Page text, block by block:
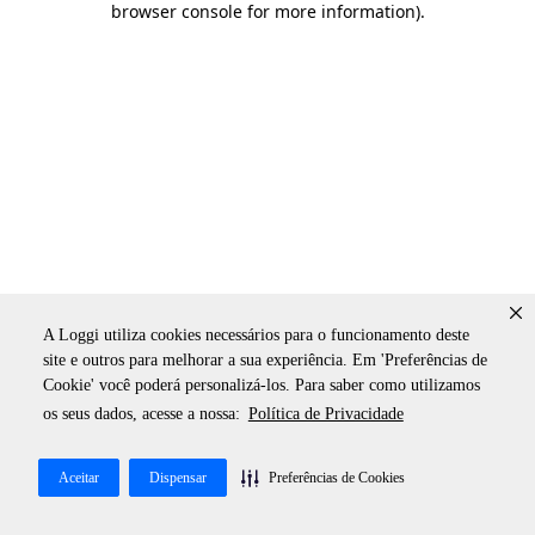
A Loggi utiliza cookies necessários para o funcionamento deste
site e outros para melhorar a sua experiência. Em 'Preferências de
Cookie' você poderá personalizá-los. Para saber como utilizamos
os seus dados, acesse a nossa: Política de Privacidade
Aceitar Dispensar Preferências de Cookies
browser console for more information).